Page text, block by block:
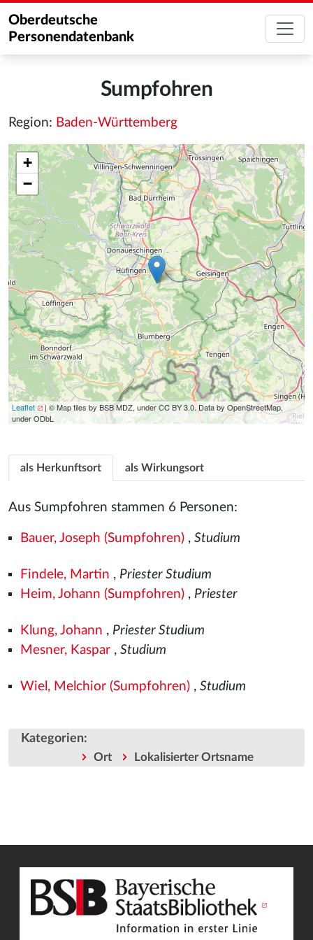
Oberdeutsche
Personendatenbank
Sumpfohren
Region: Baden-Württemberg
+
−
Leaflet
| © Map tiles by BSB MDZ, under CC BY 3.0. Data by OpenStreetMap,
under ODbL
als Herkunftsort als Wirkungsort
Aus Sumpfohren stammen 6 Personen:
Bauer, Joseph (Sumpfohren), Studium
Findele, Martin , Priester Studium
Heim, Johann (Sumpfohren), Priester
Klung, Johann , Priester Studium
Mesner, Kaspar, Studium
Wiel, Melchior (Sumpfohren), Studium
Kategorien:
Ort Lokalisierter Ortsname